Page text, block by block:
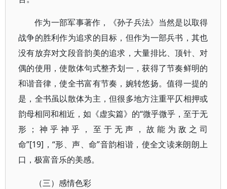
作为一部军事著作，《孙子兵法》当然是以取得
战争的胜利作为追求的目标，但作为一部兵书，其也
没有放弃对文段音韵美的追求，大量排比、顶针、对
偶的使用，使散体句式整齐划一，获得了节奏鲜明的
和谐音律，使全书富有节奏，婉转悠扬。值得一提的
是，全书虽以散体为主，但很多地方注重平仄相押或
韵母相同和相近，如《虚实篇》的“微乎微乎，至于无
形；神乎神乎，至于无声，故能为敌之司
命”[19]，“形、声、命”音韵相谐，使全文读来朗朗上
口，极富音乐的美感。
（三）感情色彩